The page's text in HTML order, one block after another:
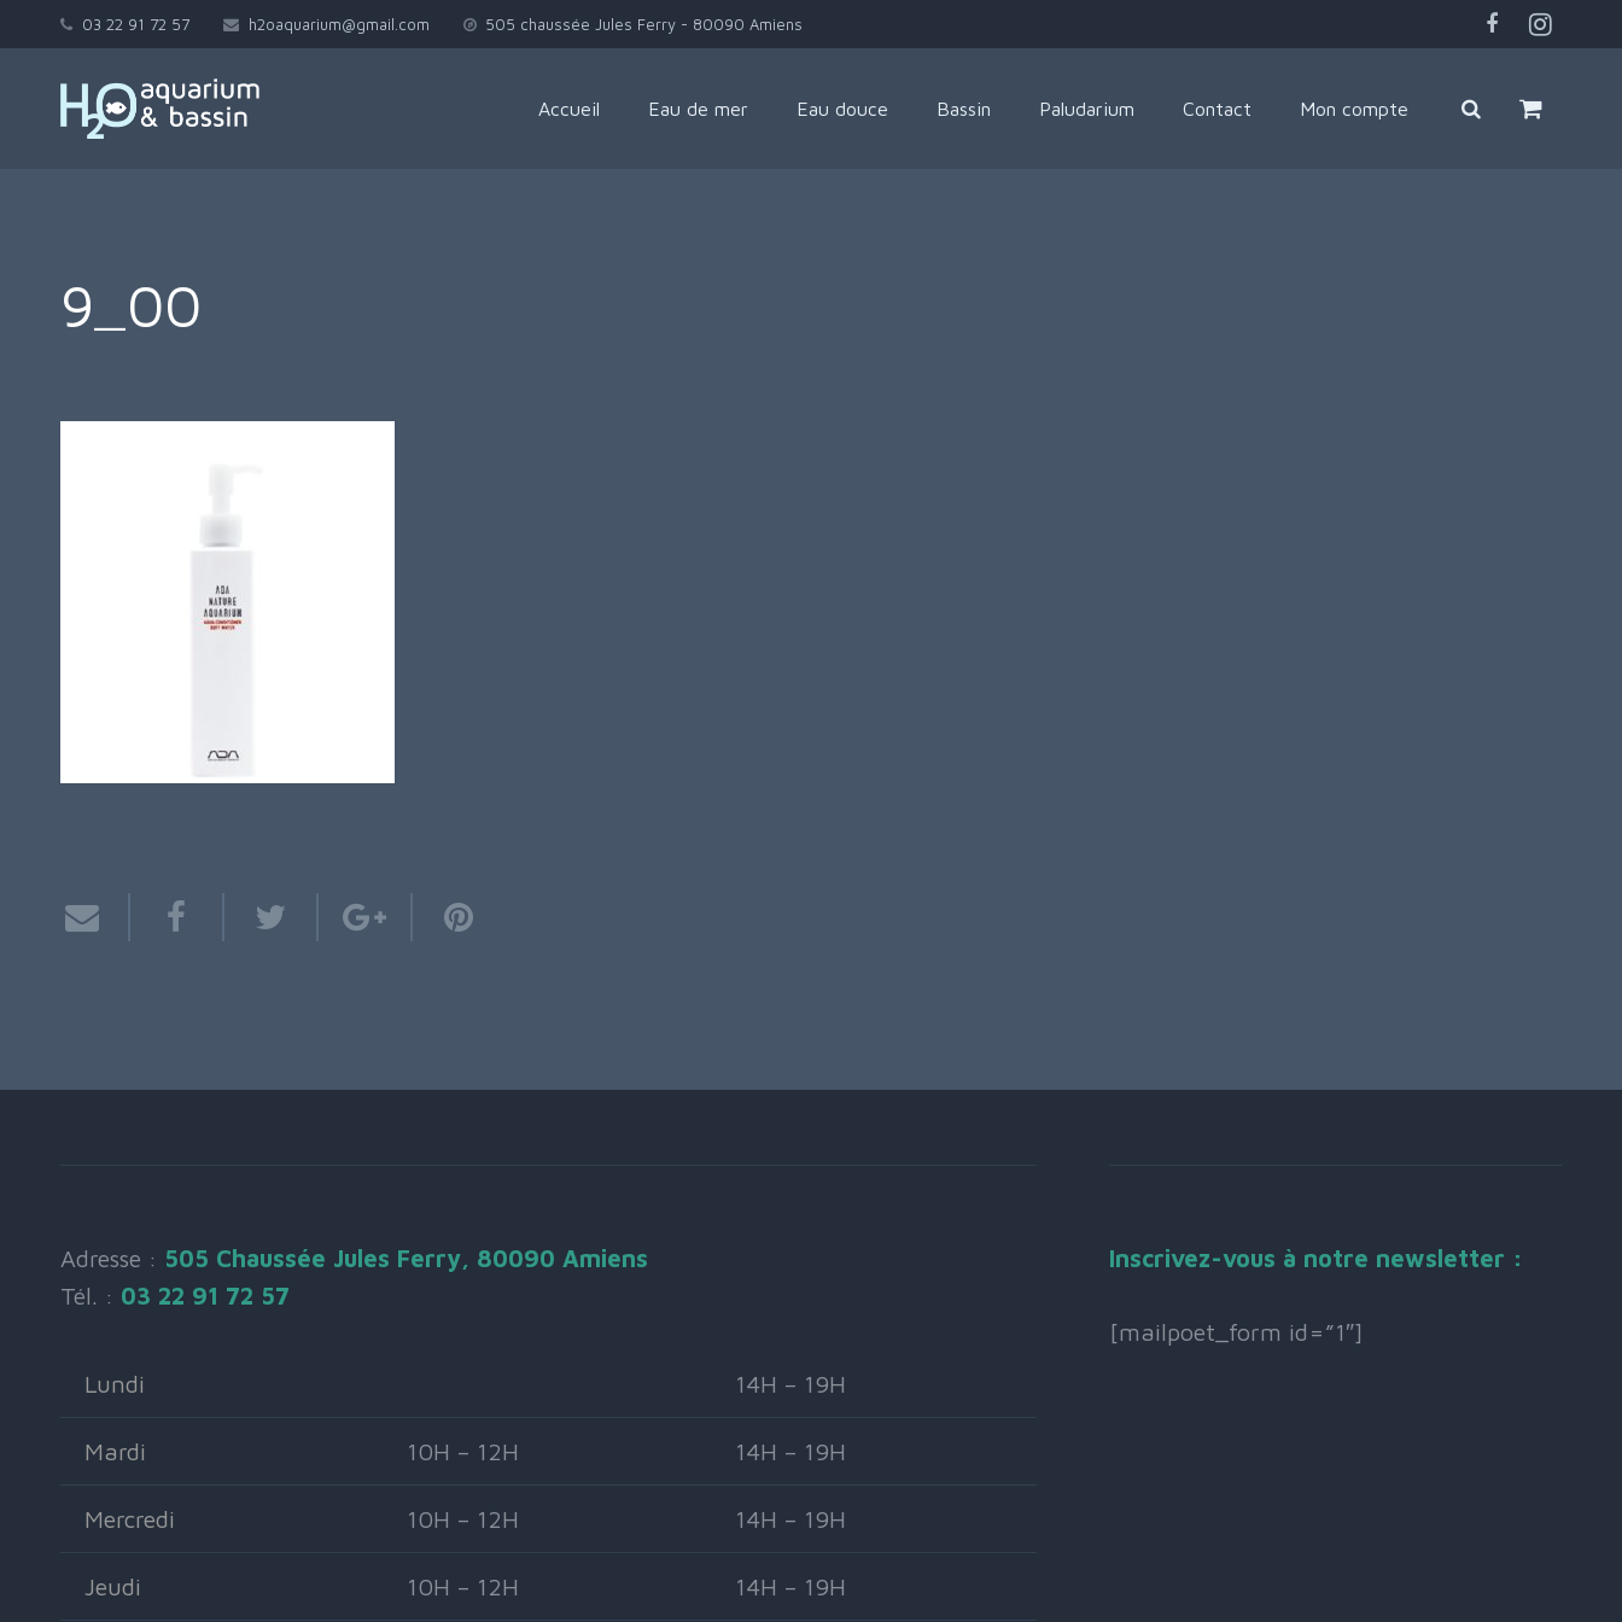
03 22 91 72 57 h2oaquarium@gmail.com 505 chaussée Jules Ferry - 80090 Amiens
Accueil Eau de mer Eau douce Bassin Paludarium Contact Mon compte
9_00
Adresse : 505 Chaussée Jules Ferry, 80090 Amiens
Tél. : 03 22 91 72 57
Lundi 14H – 19H
Mardi 10H – 12H 14H – 19H
Mercredi 10H – 12H 14H – 19H
Jeudi 10H – 12H 14H – 19H
Inscrivez-vous à notre newsletter :
[mailpoet_form id=”1″]